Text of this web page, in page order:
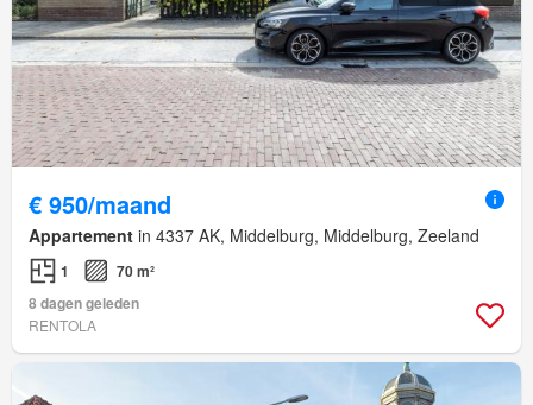
€ 950/maand
Appartement in 4337 AK, Middelburg, Middelburg, Zeeland
1
70 m²
8 dagen geleden
RENTOLA